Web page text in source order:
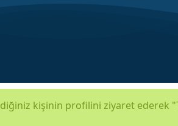
kişinin profilini ziyaret ederek